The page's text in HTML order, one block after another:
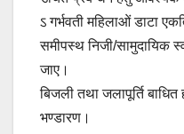
ऽ गर्भवती महिलाओं डाटा
समीपस्थ निजी/सामुदायिक
जाए।
बिजली तथा जलापूर्ति
भण्डारण।